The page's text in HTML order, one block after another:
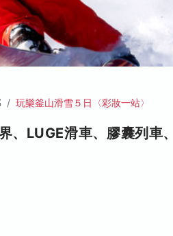
玩樂釜山滑雪５日〈彩妝一站〉
LUGE滑車、膠囊列車、